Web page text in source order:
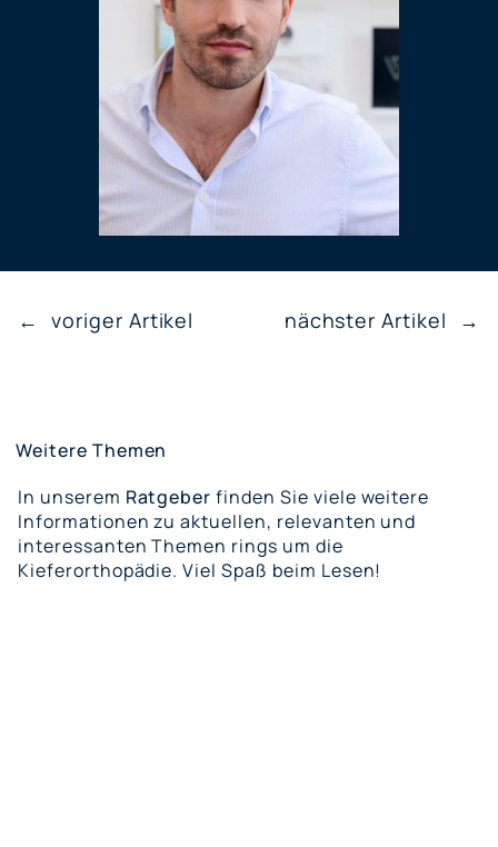
← voriger Artikel nächster Artikel →
Weitere Themen
In unserem Ratgeber finden Sie viele weitere
Informationen zu aktuellen, relevanten und
interessanten Themen rings um die
Kieferorthopädie. Viel Spaß beim Lesen!